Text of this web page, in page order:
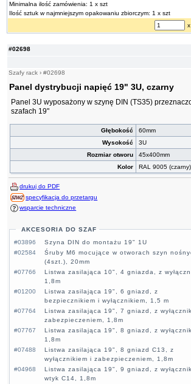
#02698
Szafy rack ›#02698
Panel dystrybucji napięć 19" 3U, czarny
Panel 3U wyposażony w szynę DIN (TS35)
szafach 19"
Głębokość
60mm
Wysokość
3U
Rozmiar otworu
45x400mm
Kolor
RAL 9005 (czarny)
drukuj do PDF
specyfikacja do przetargu
wsparcie techniczne
AKCESORIA DO SZAF
#03896
Szyna DIN do montażu 19" 1U
#02584
Śruby M6 mocujące w otworach szyn
(4szt.), 20mm
#07766
Listwa zasilająca 10", 4 gniazda, z
1,8m
#01200
Listwa zasilająca 19", 6 gniazd, z
bezpiecznikiem i wyłącznikiem, 1,5 m
#07764
Listwa zasilająca 19", 7 gniazd, z
zabezpieczeniem, 1,8m
#07767
Listwa zasilająca 19", 8 gniazd, z
1,8m
#07488
Listwa zasilająca 19", 8 gniazd C13, z
wyłącznikiem i zabezpieczeniem, 1,8m
#04968
Listwa zasilająca 19", 9 gniazd, z
wtyk C14, 1,8m
Minimalna ilość zamówienia: 1 x szt
Ilość sztuk w najmniejszym opakowaniu zbiorczym: 1 x szt